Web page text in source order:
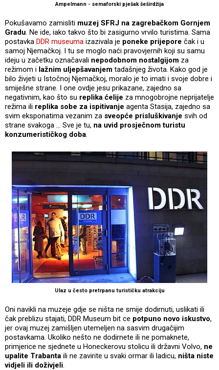
Ampelmann - semaforski pješak šeširdžija
Pokušavamo zamisliti muzej SFRJ na zagrebačkom Gornjem
Gradu. Ne ide, iako takvo što bi zasigurno vrvilo turistima. Sama
postavka DDR museuma izazivala je poneke prijepore čak i u
samoj Njemačkoj. I tu se moglo naći pravovjernih koji su samu
ideju u začetku označavali nepodobnom nostalgijom za
režimom i lažnim uljepšavanjem tadašnjeg života. Kako god je
bilo živjeti u Istočnoj Njemačkoj, moralo je to imati i svoje dobre i
smiješne strane. I one ovdje jesu prikazane, zajedno sa
negativnim, kao što su replika ćelije za mnogobrojne neprijatelje
režima ili replika sobe za ispitivanje agenta Stasija, zajedno sa
svim eksponatima vezanim za sveopće prisluškivanje svih od
strane svakoga ... Sve je tu, na uvid prosječnom turistu
konzumerističkog doba.
Ulaz u često pretrpanu turističku atrakciju
Oni navikli na muzeje gdje se ništa ne smije dodirnuti, uslikati ili
čak preblizu stajati, DDR Museum bit ce potpuno novo iskustvo,
jer ovaj muzej zamišljen utemeljen na sasvim drugačijim
postavkama. Ukoliko nešto ne dodirnete ili ne pomaknete,
primjerice ne sjednete u Honeckerovu stolicu ili državni Volvo, ne
upalite Trabanta ili ne zavirite u svaki ormar ili ladicu, ništa niste
vidjeli ili doživjeli.